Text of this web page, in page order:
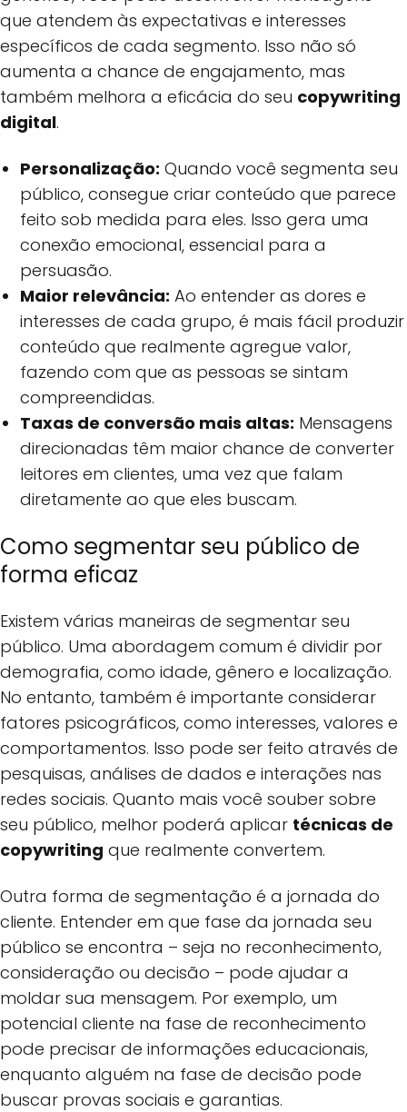
que atendem às expectativas e interesses
específicos de cada segmento. Isso não só
aumenta a chance de engajamento, mas
também melhora a eficácia do seu copywriting
digital.
Personalização: Quando você segmenta seu
público, consegue criar conteúdo que parece
feito sob medida para eles. Isso gera uma
conexão emocional, essencial para a
persuasão.
Maior relevância: Ao entender as dores e
interesses de cada grupo, é mais fácil produzir
conteúdo que realmente agregue valor,
fazendo com que as pessoas se sintam
compreendidas.
Taxas de conversão mais altas: Mensagens
direcionadas têm maior chance de converter
leitores em clientes, uma vez que falam
diretamente ao que eles buscam.
Como segmentar seu público de
forma eficaz
Existem várias maneiras de segmentar seu
público. Uma abordagem comum é dividir por
demografia, como idade, gênero e localização.
No entanto, também é importante considerar
fatores psicográficos, como interesses, valores e
comportamentos. Isso pode ser feito através de
pesquisas, análises de dados e interações nas
redes sociais. Quanto mais você souber sobre
seu público, melhor poderá aplicar técnicas de
copywriting que realmente convertem.
Outra forma de segmentação é a jornada do
cliente. Entender em que fase da jornada seu
público se encontra – seja no reconhecimento,
consideração ou decisão – pode ajudar a
moldar sua mensagem. Por exemplo, um
potencial cliente na fase de reconhecimento
pode precisar de informações educacionais,
enquanto alguém na fase de decisão pode
buscar provas sociais e garantias.